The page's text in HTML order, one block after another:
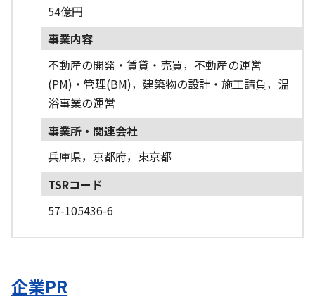
54億円
事業内容
不動産の開発・賃貸・売買，不動産の運営
(PM)・管理(BM)，建築物の設計・施工請負，温
浴事業の運営
事業所・関連会社
兵庫県，京都府，東京都
TSRコード
57-105436-6
企業PR